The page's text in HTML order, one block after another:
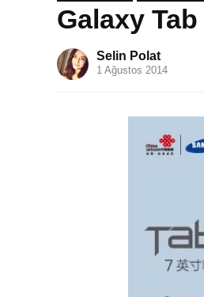
Galaxy
Selin Polat
1 Ağustos 2014